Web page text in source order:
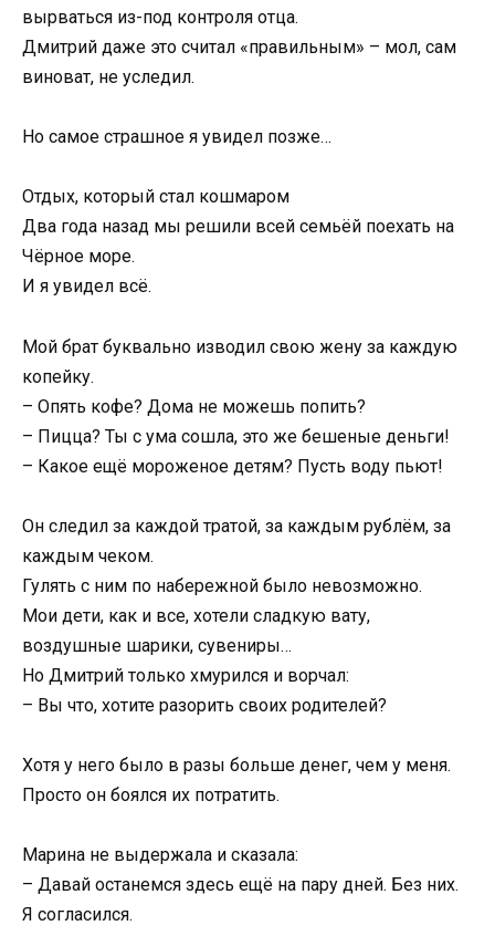
вырваться из-под контроля отца.
Дмитрий даже это считал «правильным» – мол, сам
виноват, не уследил.
Но самое страшное я увидел позже…
Отдых, который стал кошмаром
Два года назад мы решили всей семьёй поехать на
Чёрное море.
И я увидел всё.
Мой брат буквально изводил свою жену за каждую
копейку.
– Опять кофе? Дома не можешь попить?
– Пицца? Ты с ума сошла, это же бешеные деньги!
– Какое ещё мороженое детям? Пусть воду пьют!
Он следил за каждой тратой, за каждым рублём, за
каждым чеком.
Гулять с ним по набережной было невозможно.
Мои дети, как и все, хотели сладкую вату,
воздушные шарики, сувениры…
Но Дмитрий только хмурился и ворчал:
– Вы что, хотите разорить своих родителей?
Хотя у него было в разы больше денег, чем у меня.
Просто он боялся их потратить.
Марина не выдержала и сказала:
– Давай останемся здесь ещё на пару дней. Без них.
Я согласился.